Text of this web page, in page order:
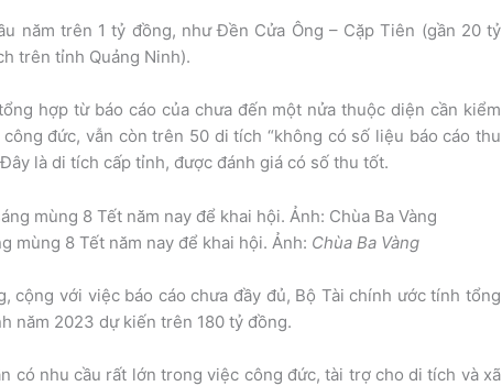
năm trên 1 tỷ đồng, như Đền Cửa Ông – Cặp Tiên (gần 20 tỷ
trên tỉnh Quảng Ninh).
hợp từ báo cáo của chưa đến một nửa thuộc diện cần kiểm
đức, vẫn còn trên 50 di tích “không có số liệu báo cáo thu
là di tích cấp tỉnh, được đánh giá có số thu tốt.
mùng 8 Tết năm nay để khai hội. Ảnh: Chùa Ba Vàng
cộng với việc báo cáo chưa đầy đủ, Bộ Tài chính ước tính tổng
năm 2023 dự kiến trên 180 tỷ đồng.
có nhu cầu rất lớn trong việc công đức, tài trợ cho di tích và xã